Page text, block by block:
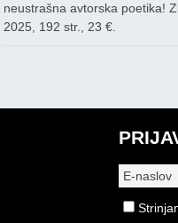
neustrašna avtorska poetika!
2025, 192 str., 23 €.